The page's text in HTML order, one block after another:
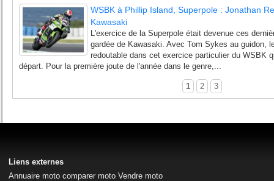
WSBK à Phillip Island, Superpole : Jonathan
Kawasaki
L'exercice de la Superpole était devenue ces
gardée de Kawasaki. Avec Tom Sykes au guidon,
redoutable dans cet exercice particulier du WSBK
départ. Pour la première joute de l'année dans le genre,...
1 2 3
Liens externes
Annuaire moto comparer moto Vendre moto